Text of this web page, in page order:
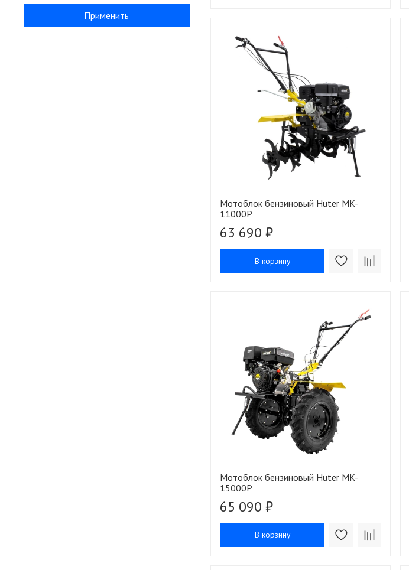
Мотоблок бензиновый Huter MK-
11000P
63 690 ₽
В корзину
Мотоблок бензиновый Huter MK-
15000P
65 090 ₽
В корзину
Применить